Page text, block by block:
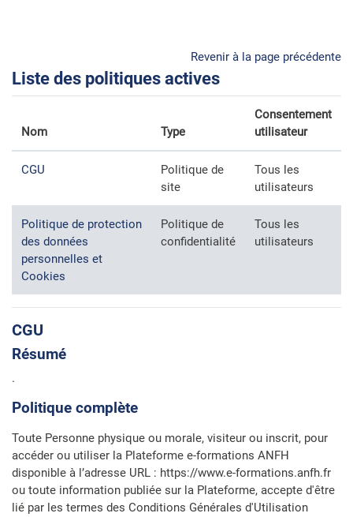
Revenir à la page précédente
Liste des politiques actives
Nom Type
Consentement
utilisateur
CGU
Politique de
site
Tous les
utilisateurs
Politique de protection
des données
personnelles et
Cookies
Politique de
confidentialité
Tous les
utilisateurs
CGU
Résumé
.
Politique complète
Toute Personne physique ou morale, visiteur ou inscrit, pour
accéder ou utiliser la Plateforme e-formations ANFH
disponible à l’adresse URL : https://www.e-formations.anfh.fr
ou toute information publiée sur la Plateforme, accepte d'être
lié par les termes des Conditions Générales d'Utilisation